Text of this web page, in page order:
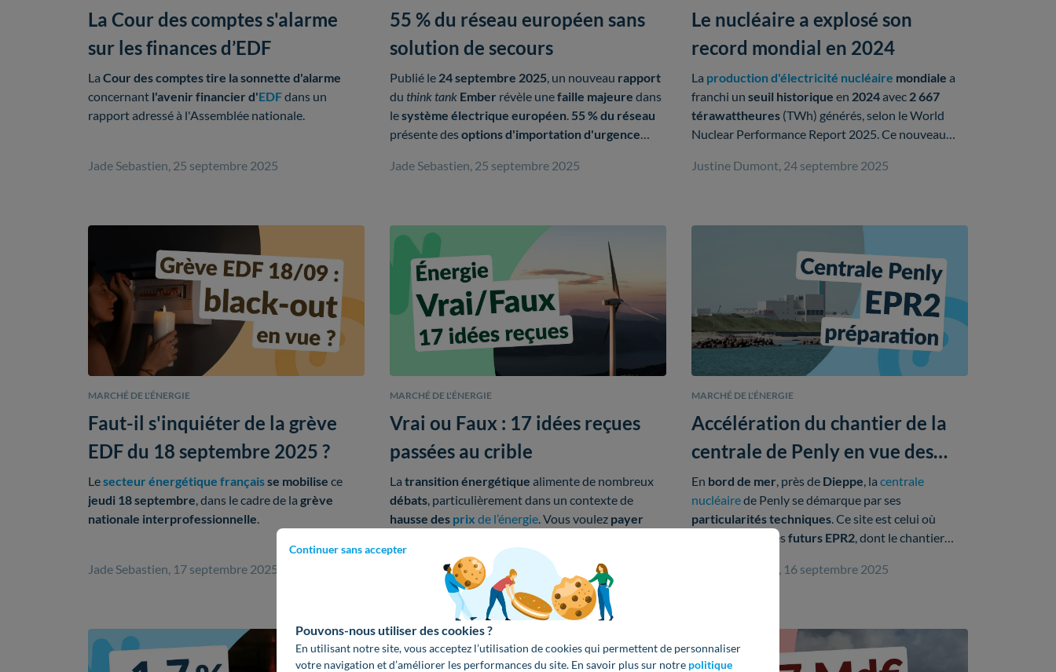
Continuer sans accepter
Pouvons-nous utiliser des cookies ?
En utilisant notre site, vous acceptez l’utilisation de cookies qui permettent de personnaliser
votre navigation et d’améliorer les performances du site. En savoir plus sur notre politique
La Cour des comptes s'alarme
sur les finances d’EDF
La Cour des comptes tire la sonnette d'alarme
concernant l'avenir financier d'EDFdans un
rapport adressé à l'Assemblée nationale.
Jade Sebastien, 25 septembre 2025
55 % du réseau européen sans
solution de secours
Publié le 24 septembre 2025, un nouveau rapport
du think tank Ember révèle unefaille majeure dans
lesystème électrique européen. 55 % du réseau
présente desoptions d'importation d'urgence
Jade Sebastien, 25 septembre 2025
Le nucléaire a explosé son
record mondial en 2024
La production d'électricité nucléaire mondiale a
franchi un seuil historique en 2024avec 2 667
térawattheures (TWh) générés, selon le World
Nuclear Performance Report 2025. Ce nouveau
établi en 2006, marquant ainsi la fin d'une attente
Justine Dumont, 24 septembre 2025
MARCHÉ DE L'ÉNERGIE
Faut-il s'inquiéter de la grève
EDF du 18 septembre 2025 ?
Lesecteur énergétique françaisse mobilise ce
jeudi 18 septembre, dans le cadre de la grève
nationale interprofessionnelle.
Jade Sebastien, 17 septembre 2025
MARCHÉ DE L'ÉNERGIE
Vrai ou Faux : 17 idées reçues
passées au crible
La transition énergétique alimente de nombreux
débats, particulièrement dans un contexte de
hausse des prix de l’énergie. Vous voulez payer
énergétiques? On décortique
chiffres simples et desconseils faciles
mettre en œuvre.
Simon Desimpel, 17 septembre 2025
MARCHÉ DE L'ÉNERGIE
Accélération du chantier de la
centrale de Penly en vue des
EPR2
En bord de mer, près de Dieppe, la centrale
nucléairede Penly se démarque par ses
particularités techniques. Ce site est celui où
verront le jour lesfuturs EPR2, dont le chantier
protocoles innovantssignés avec les
Simon Desimpel, 16 septembre 2025